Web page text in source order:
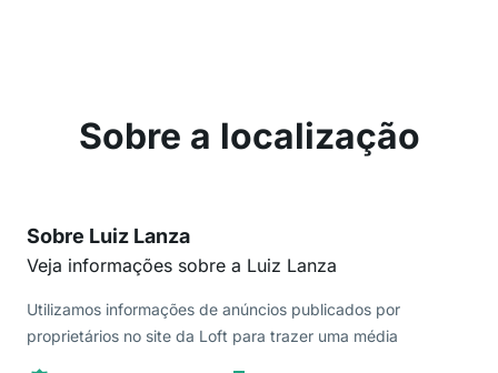
Sobre a localização
Sobre Luiz Lanza
Veja informações sobre a Luiz Lanza
Utilizamos informações de anúncios publicados por
proprietários no site da Loft para trazer uma média